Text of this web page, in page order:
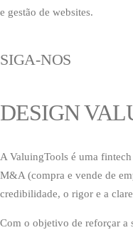
e gestão de websites.
SIGA-NOS
DESIGN
A ValuingTools é uma
M&A (compra e vende de
credibilidade, o rigor e a
Com o objetivo de reforçar a